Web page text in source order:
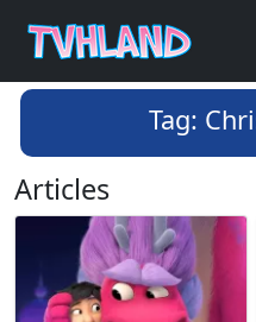
Tag:
Articles